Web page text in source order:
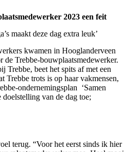
2023 een feit
maakt deze dag extra leuk’
kwamen in Hooglanderveen
de Trebbe-bouwplaatsmedewerker.
Trebbe, beet het spits af met een
trots is op haar vakmensen,
ondernemingsplan ‘Samen
van de dag toe;
terug. “Voor het eerst sinds ik hier